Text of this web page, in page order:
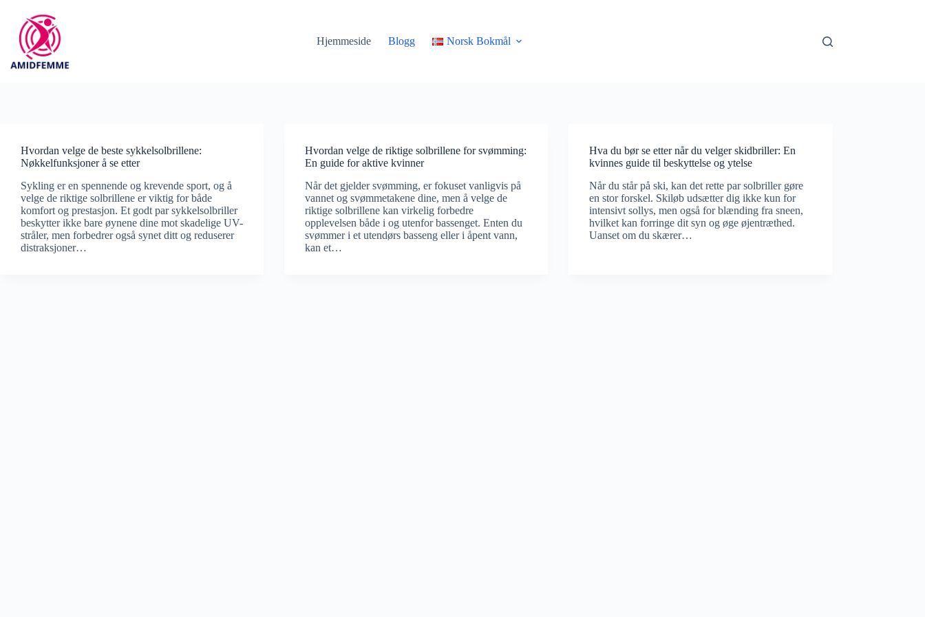
innholdet
Hjemmeside
Blogg Norsk Bokmål
Hvordan velge de beste sykkelsolbrillene:
Nøkkelfunksjoner å se etter
Sykling er en spennende og krevende sport, og å
velge de riktige solbrillene er viktig for både
komfort og prestasjon. Et godt par sykkelsolbriller
beskytter ikke bare øynene dine mot skadelige UV-
stråler, men forbedrer også synet ditt og reduserer
distraksjoner…
Hvordan velge de riktige solbrillene for svømming:
En guide for aktive kvinner
Når det gjelder svømming, er fokuset vanligvis på
vannet og svømmetakene dine, men å velge de
riktige solbrillene kan virkelig forbedre
opplevelsen både i og utenfor bassenget. Enten du
svømmer i et utendørs basseng eller i åpent vann,
kan et…
Hva du bør se etter når du velger skidbriller: En
kvinnes guide til beskyttelse og ytelse
Når du står på ski, kan det rette par solbriller gøre
en stor forskel. Skiløb udsætter dig ikke kun for
intensivt sollys, men også for blænding fra sneen,
hvilket kan forringe dit syn og øge øjentræthed.
Uanset om du skærer…